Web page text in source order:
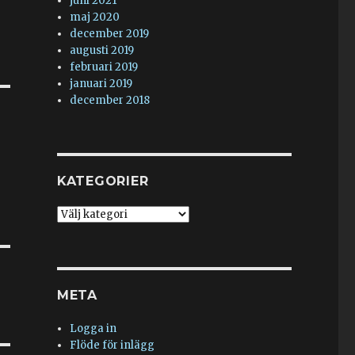
maj 2020
december 2019
augusti 2019
februari 2019
januari 2019
december 2018
KATEGORIER
Kategorier
META
Logga in
Flöde för inlägg